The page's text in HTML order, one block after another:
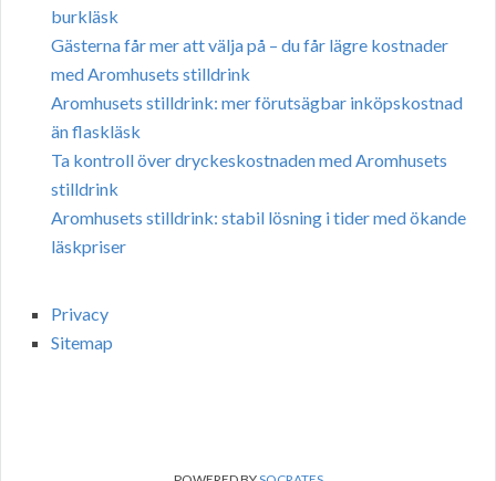
burkläsk
Gästerna får mer att välja på – du får lägre kostnader
med Aromhusets stilldrink
Aromhusets stilldrink: mer förutsägbar inköpskostnad
än flaskläsk
Ta kontroll över dryckeskostnaden med Aromhusets
stilldrink
Aromhusets stilldrink: stabil lösning i tider med ökande
läskpriser
Privacy
Sitemap